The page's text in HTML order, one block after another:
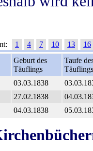
1 4 7 10 13
16
Geburt des
Täuflings
Taufe
Täuflings
03.03.1838
27.02.1838
04.03.1838